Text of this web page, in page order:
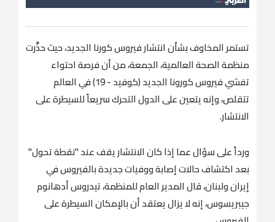
تستمر المخاوف بشأن انتشار فيروس كورنا الجديد، حيث حذَّرت
منظمة الصحة العالمية، الجمعة، من أن فرصة احتواء
تفشي فيروس كورونا الجديد (كوفيد - 19) في العالم
تتقلص، وإنه يتعين على الدول التحرك سريعاً للسيطرة على
الانتشار.
ورداً على سؤال عما إذا كان الانتشار يقف عند "نقطة تحول"
بعد اكتشاف حالات إصابة ووفيات جديدة بالفيروس في
إيران ولبنان، قال المدير العام للمنظمة، تيدروس أدهانوم
جيبريسوس، إنه لا يزال يعتقد أن بالإمكان السيطرة على